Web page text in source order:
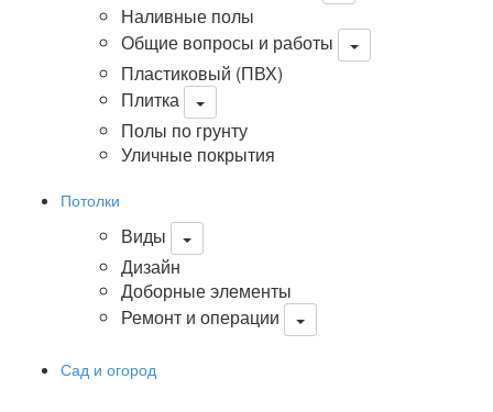
Наливные полы
Общие вопросы и работы
Пластиковый (ПВХ)
Плитка
Полы по грунту
Уличные покрытия
Потолки
Виды
Дизайн
Доборные элементы
Ремонт и операции
Сад и огород